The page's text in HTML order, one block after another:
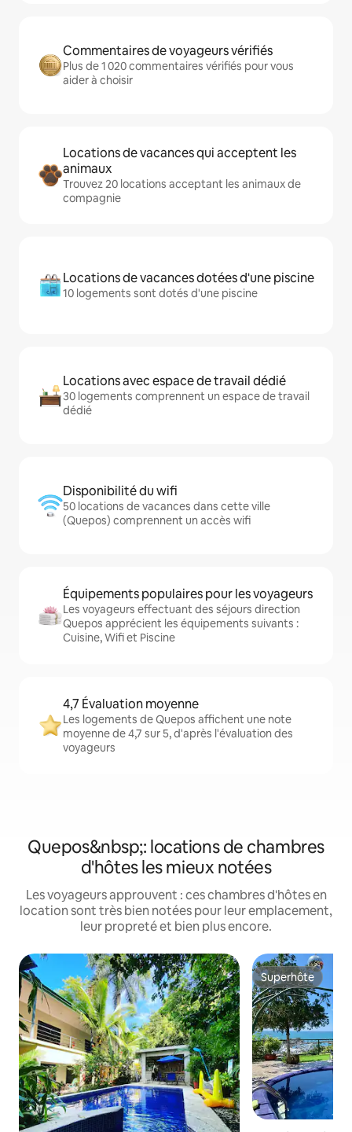
Commentaires de voyageurs vérifiés
Plus de 1 020 commentaires vérifiés pour vous
aider à choisir
Locations de vacances qui acceptent les
animaux
Trouvez 20 locations acceptant les animaux de
compagnie
Locations de vacances dotées d'une piscine
10 logements sont dotés d'une piscine
Locations avec espace de travail dédié
30 logements comprennent un espace de travail
dédié
Disponibilité du wifi
50 locations de vacances dans cette ville
(Quepos) comprennent un accès wifi
Équipements populaires pour les voyageurs
Les voyageurs effectuant des séjours direction
Quepos apprécient les équipements suivants :
Cuisine, Wifi et Piscine
4,7 Évaluation moyenne
Les logements de Quepos affichent une note
moyenne de 4,7 sur 5, d'après l'évaluation des
voyageurs
Quepos&nbsp;: locations de chambres
d'hôtes les mieux notées
Les voyageurs approuvent : ces chambres d'hôtes en
location sont très bien notées pour leur emplacement,
leur propreté et bien plus encore.
Superhôte
Superhôte